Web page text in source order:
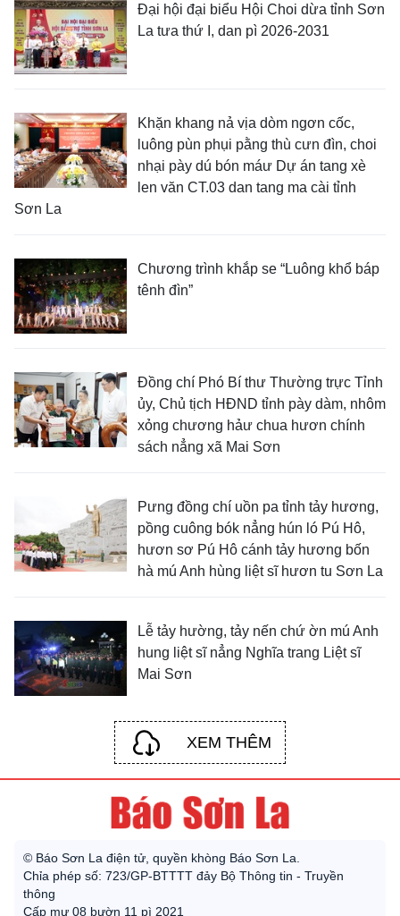
Đại hội đại biểu Hội Choi dừa tỉnh Sơn
La tưa thứ I, dan pì 2026-2031
Khặn khang nả vịa dòm ngơn cốc,
luông pùn phụi pằng thù cưn đìn, choi
nhại pày dú bón máư Dự án tang xè
len văn CT.03 dan tang ma cài tỉnh
Sơn La
Chương trình khắp se “Luông khổ báp
tênh đìn”
Đồng chí Phó Bí thư Thường trực Tỉnh
ủy, Chủ tịch HĐND tỉnh pày dàm, nhôm
xỏng chương hảư chua hươn chính
sách nẳng xã Mai Sơn
Pưng đồng chí uồn pa tỉnh tảy hương,
pồng cuông bók nẳng hún ló Pú Hô,
hươn sơ Pú Hô cánh tảy hương bốn
hà mú Anh hùng liệt sĩ hươn tu Sơn La
Lễ tảy hường, tảy nến chứ ờn mú Anh
hung liệt sĩ nẳng Nghĩa trang Liệt sĩ
Mai Sơn
XEM THÊM
© Báo Sơn La điện tử, quyền khòng Báo Sơn La.
Chỉa phép số: 723/GP-BTTTT đảy Bộ Thông tin - Truyền
thông
Cấp mự 08 bườn 11 pì 2021